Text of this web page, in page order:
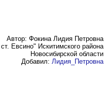
Автор: Фокина Лидия Петровна
Евсино" Искитимского района
Новосибирской области
Добавил: Лидия_Петровна